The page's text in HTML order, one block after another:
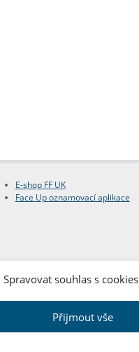
Spravovat souhlas s cookies
Přijmout vše
E-shop FF UK
Face Up oznamovací aplikace